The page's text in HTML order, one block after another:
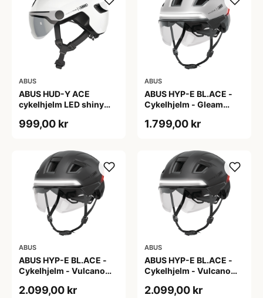
ABUS
ABUS HUD-Y ACE
cykelhjelm LED shiny
999,00 kr
ABUS
ABUS HYP-E BL.ACE -
Cykelhjelm - Gleam
1.799,00 kr
ABUS
ABUS HYP-E BL.ACE -
Cykelhjelm - Vulcano
2.099,00 kr
ABUS
ABUS HYP-E BL.ACE -
Cykelhjelm - Vulcano
2.099,00 kr